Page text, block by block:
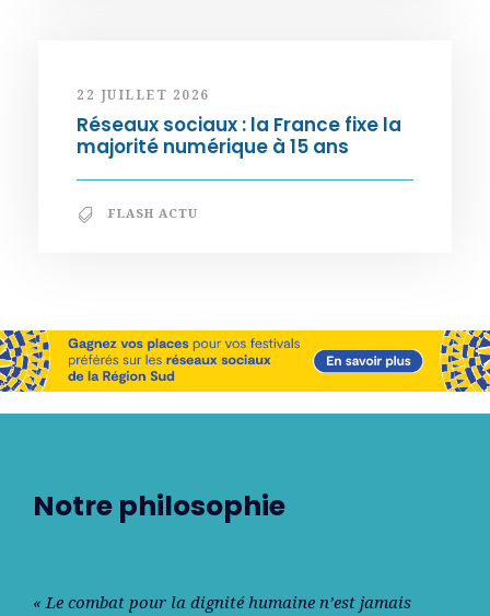
22 JUILLET 2026
Réseaux sociaux : la France fixe la
majorité numérique à 15 ans
FLASH ACTU
Notre philosophie
« Le combat pour la dignité humaine n’est jamais